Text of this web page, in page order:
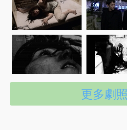
更多劇照